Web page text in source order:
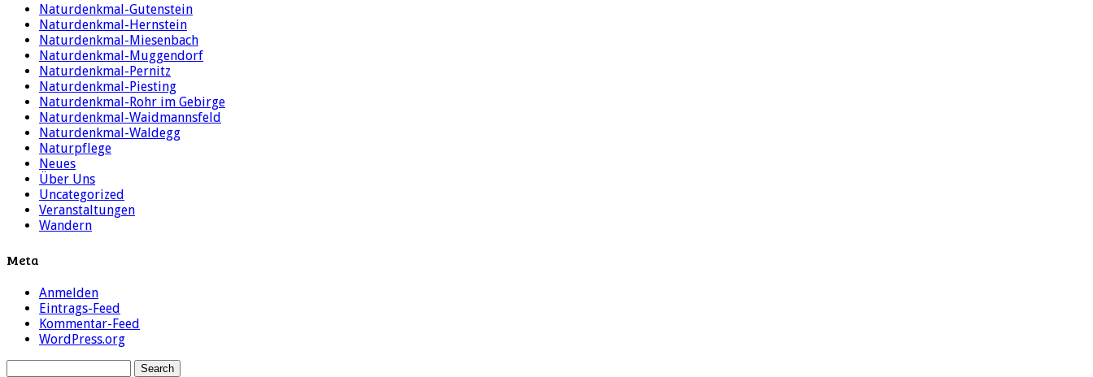
Naturdenkmal-Gutenstein
Naturdenkmal-Hernstein
Naturdenkmal-Miesenbach
Naturdenkmal-Muggendorf
Naturdenkmal-Pernitz
Naturdenkmal-Piesting
Naturdenkmal-Rohr im Gebirge
Naturdenkmal-Waidmannsfeld
Naturdenkmal-Waldegg
Naturpflege
Neues
Über Uns
Uncategorized
Veranstaltungen
Wandern
Meta
Anmelden
Eintrags-Feed
Kommentar-Feed
WordPress.org